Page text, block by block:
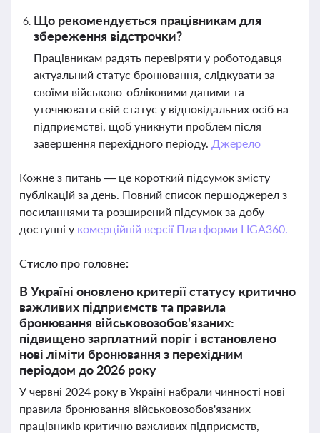
Що рекомендується працівникам для
збереження відстрочки?
Працівникам радять перевіряти у роботодавця
актуальний статус бронювання, слідкувати за
своїми військово-обліковими даними та
уточнювати свій статус у відповідальних осіб на
підприємстві, щоб уникнути проблем після
завершення перехідного періоду. Джерело
Кожне з питань — це короткий підсумок змісту
публікацій за день. Повний список першоджерел з
посиланнями та розширений підсумок за добу
доступні у комерційній версії Платформи LIGA360.
Стисло про головне:
В Україні оновлено критерії статусу критично
важливих підприємств та правила
бронювання військовозобов'язаних:
підвищено зарплатний поріг і встановлено
нові ліміти бронювання з перехідним
періодом до 2026 року
У червні 2024 року в Україні набрали чинності нові
правила бронювання військовозобов'язаних
працівників критично важливих підприємств,